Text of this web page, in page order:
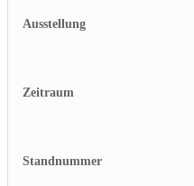
Ausstellung
Zeitraum
Standnummer